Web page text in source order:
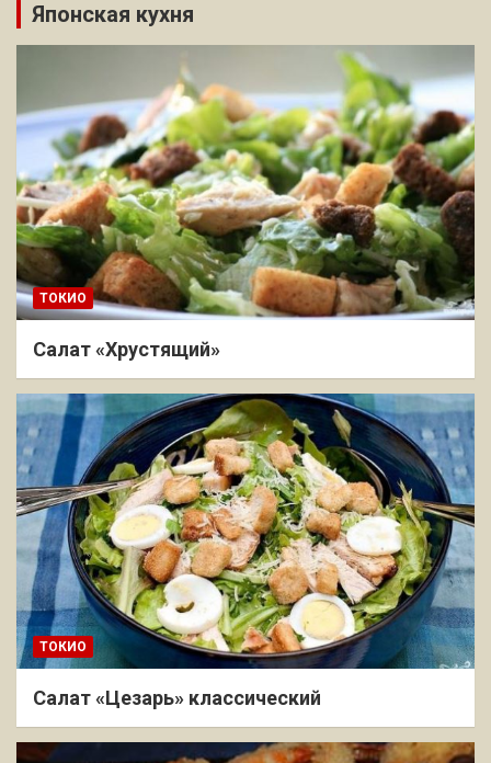
Японская кухня
ТОКИО
Салат «Хрустящий»
ТОКИО
Салат «Цезарь» классический